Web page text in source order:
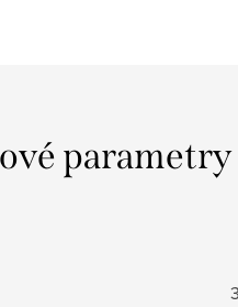
parametry